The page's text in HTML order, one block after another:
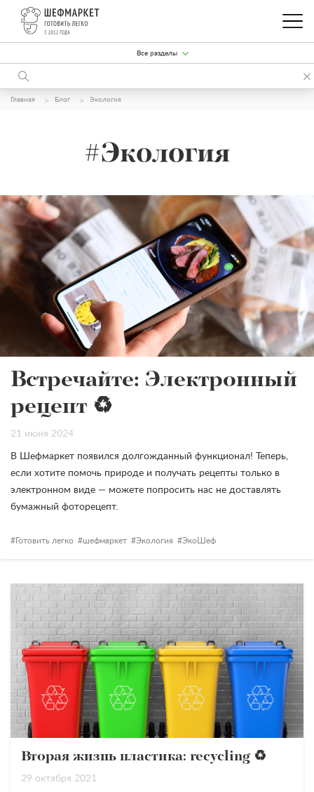
Все разделы
Главная Блог Экология
#Экология
Встречайте: Электронный
рецепт ♻️
21 июня 2024
В Шефмаркет появился долгожданный функционал! Теперь,
если хотите помочь природе и получать рецепты только в
электронном виде — можете попросить нас не доставлять
бумажный фоторецепт.
Готовить легко шефмаркет Экология ЭкоШеф
Вторая жизнь пластика: recycling ♻️
29 октября 2021